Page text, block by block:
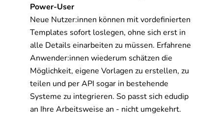
Power-User
Neue Nutzer:innen können mit vordefinierten
Templates sofort loslegen, ohne sich erst in
alle Details einarbeiten zu müssen. Erfahrene
Anwender:innen wiederum schätzen die
Möglichkeit, eigene Vorlagen zu erstellen, zu
teilen und per API sogar in bestehende
Systeme zu integrieren. So passt sich edudip
an Ihre Arbeitsweise an - nicht umgekehrt.